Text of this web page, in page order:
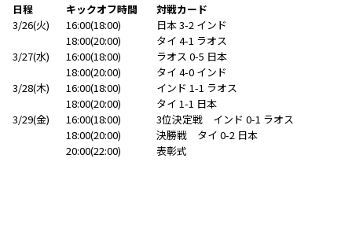
日程 キックオフ時間
対戦カード
3/26(火)
16:00(18:00)
日本 3-2 インド
18:00(20:00)
タイ 4-1 ラオス
3/27(水)
16:00(18:00)
ラオス 0-5 日本
18:00(20:00)
タイ 4-0 インド
3/28(木)
16:00(18:00)
インド 1-1 ラオス
18:00(20:00)
タイ 1-1 日本
3/29(金)
16:00(18:00)
3位決定戦 インド 0-1 ラオス
18:00(20:00)
決勝戦 タイ 0-2 日本
20:00(22:00)
表彰式